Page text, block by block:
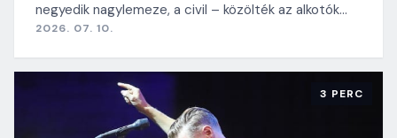
negyedik nagylemeze, a civil – közölték az alkotók…
2026. 07. 10.
3 PERC